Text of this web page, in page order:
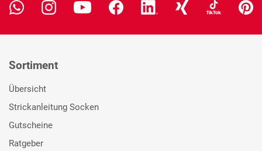
Sortiment
Übersicht
Strickanleitung Socken
Gutscheine
Ratgeber